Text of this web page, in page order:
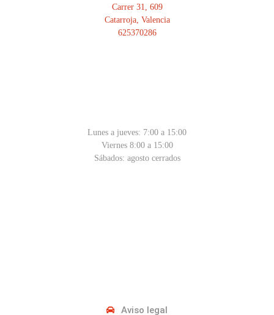
Carrer 31, 609
Catarroja, Valencia
625370286
Lunes a jueves: 7:00 a 15:00
Viernes 8:00 a 15:00
Sábados: agosto cerrados
Aviso legal